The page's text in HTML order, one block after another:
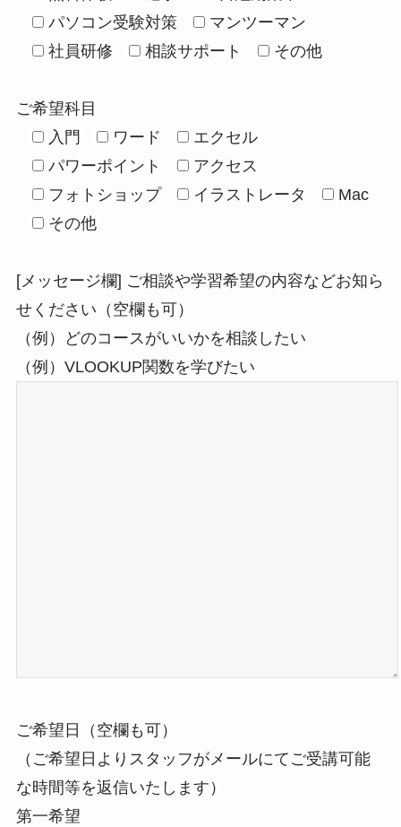
パソコン受験対策
マンツーマン
社員研修
相談サポート その他
ご希望科目
入門
ワード
エクセル
パワーポイント
アクセス
フォトショップ
イラストレータ
Mac
その他
[メッセージ欄] ご相談や学習希望の内容などお知ら
せください（空欄も可）
（例）どのコースがいいかを相談したい
（例）VLOOKUP関数を学びたい
ご希望日（空欄も可）
（ご希望日よりスタッフがメールにてご受講可能
な時間等を返信いたします）
第一希望